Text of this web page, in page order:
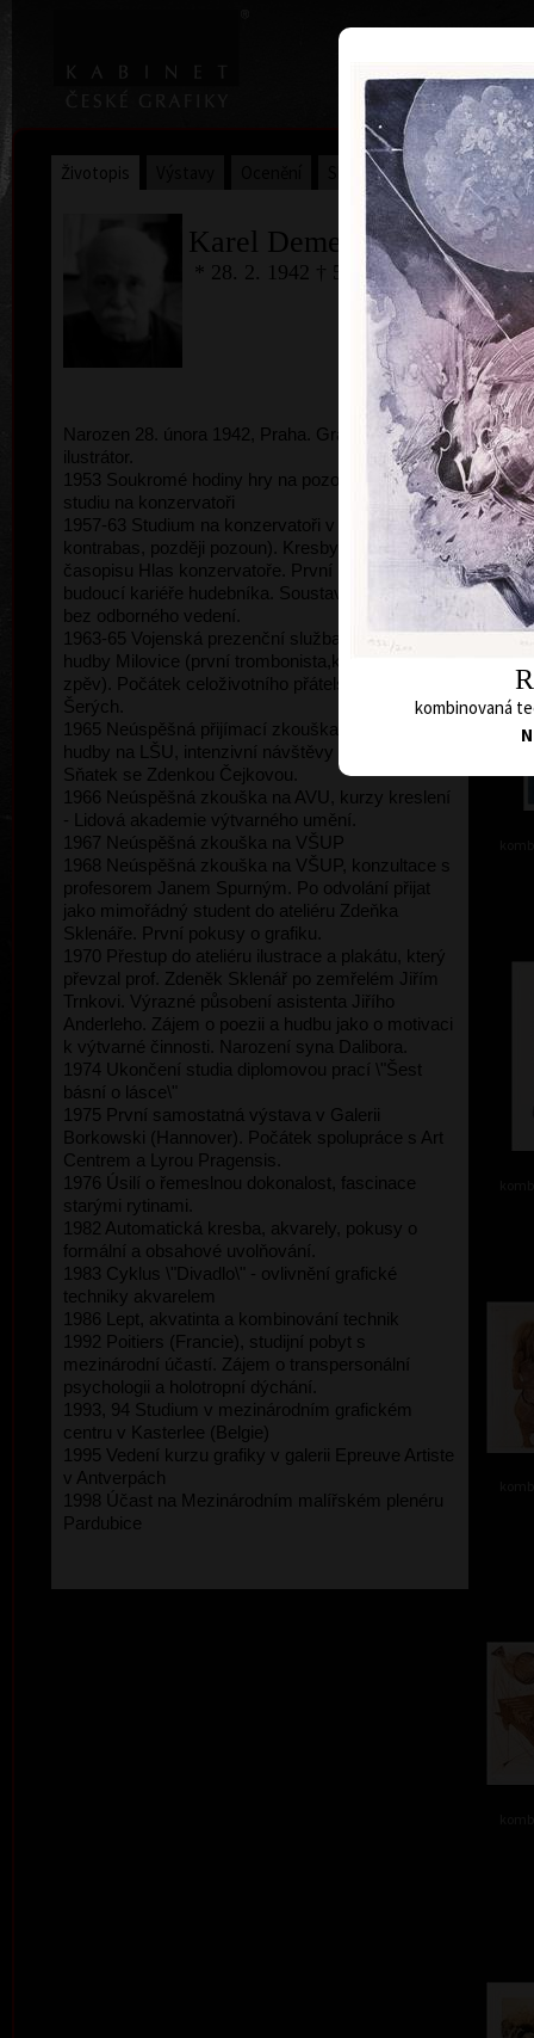
Home |
Životopis Sbírky
Karel Demel
* 28. 2. 1942 † 5.6.2024
Narozen 28. února 1942, Praha. Grafik, malíř a
ilustrátor.
1953 Soukromé hodiny hry na pozoun, příprava ke
studiu na konzervatoři
1957-63 Studium na konzervatoři v Praze (tuba,
kontrabas, později pozoun). Kresby do školního
časopisu Hlas konzervatoře. První pochybnosti o
budoucí kariéře hudebníka. Soustavné kreslení
bez odborného vedení.
1963-65 Vojenská prezenční služba u posádkové
hudby Milovice (první trombonista,kontrabas,
zpěv). Počátek celoživotního přátelství s Jiřím
Šerých.
1965 Neúspěšná přijímací zkouška na AVU, učitel
hudby na LŠU, intenzivní návštěvy kurzů kreslení.
Sňatek se Zdenkou Čejkovou.
1966 Neúspěšná zkouška na AVU, kurzy kreslení
- Lidová akademie výtvarného umění.
1967 Neúspěšná zkouška na VŠUP
1968 Neúspěšná zkouška na VŠUP, konzultace s
profesorem Janem Spurným. Po odvolání přijat
jako mimořádný student do ateliéru Zdeňka
Sklenáře. První pokusy o grafiku.
1970 Přestup do ateliéru ilustrace a plakátu, který
převzal prof. Zdeněk Sklenář po zemřelém Jiřím
Trnkovi. Výrazné působení asistenta Jiřího
Anderleho. Zájem o poezii a hudbu jako o motivaci
k výtvarné činnosti. Narození syna Dalibora.
1974 Ukončení studia diplomovou prací \"Šest
básní o lásce\"
1975 První samostatná výstava v Galerii
Borkowski (Hannover). Počátek spolupráce s Art
Centrem a Lyrou Pragensis.
1976 Úsilí o řemeslnou dokonalost, fascinace
starými rytinami.
1982 Automatická kresba, akvarely, pokusy o
formální a obsahové uvolňování.
1983 Cyklus \"Divadlo\" - ovlivnění grafické
techniky akvarelem
1986 Lept, akvatinta a kombinování technik
1992 Poitiers (Francie), studijní pobyt s
mezinárodní účastí. Zájem o transpersonální
psychologii a holotropní dýchání.
1993, 94 Studium v mezinárodním grafickém
centru v Kasterlee (Belgie)
1995 Vedení kurzu grafiky v galerii Epreuve Artiste
v Antverpách
1998 Účast na Mezinárodním malířském plenéru
Pardubice
kombinovaná